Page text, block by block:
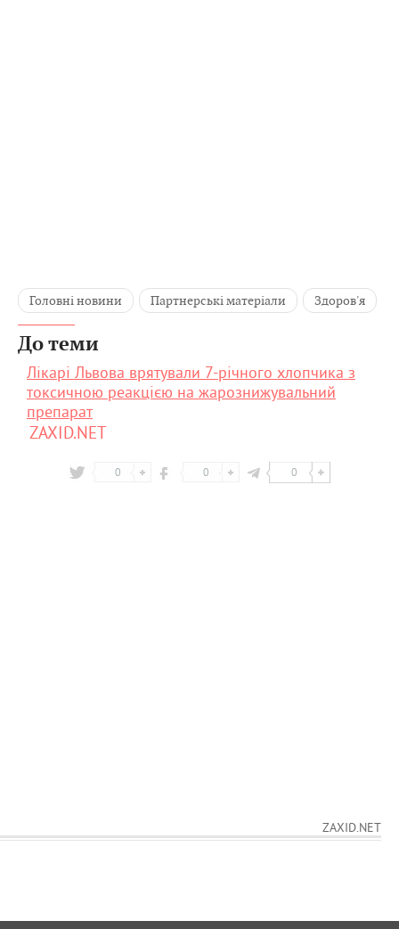
Головні новини Партнерські матеріали Здоров'я
До теми
Лікарі Львова врятували 7-річного хлопчика з
токсичною реакцією на жарознижувальний
препарат
ZAXID.NET
0 0 0
ZAXID.NET